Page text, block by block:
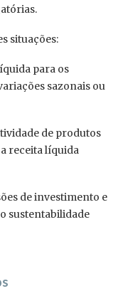
situações:
para os
sazonais ou
de produtos
receita líquida
de investimento e
sustentabilidade